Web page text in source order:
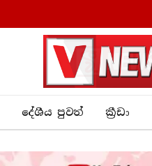
දේශීය පුව​ත් ක්‍රී​ඩා